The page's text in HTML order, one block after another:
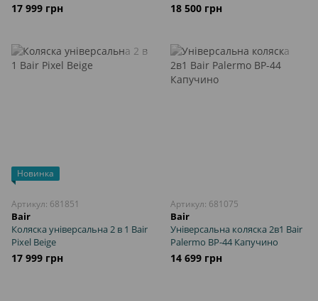
17 999 грн 18 500 грн
Новинка
Артикул: 681851
Bair
Коляска універсальна 2 в 1 Bair
Pixel Beige
17 999 грн
Артикул: 681075
Bair
Універсальна коляска 2в1 Bair
Palermo BP-44 Капучино
14 699 грн